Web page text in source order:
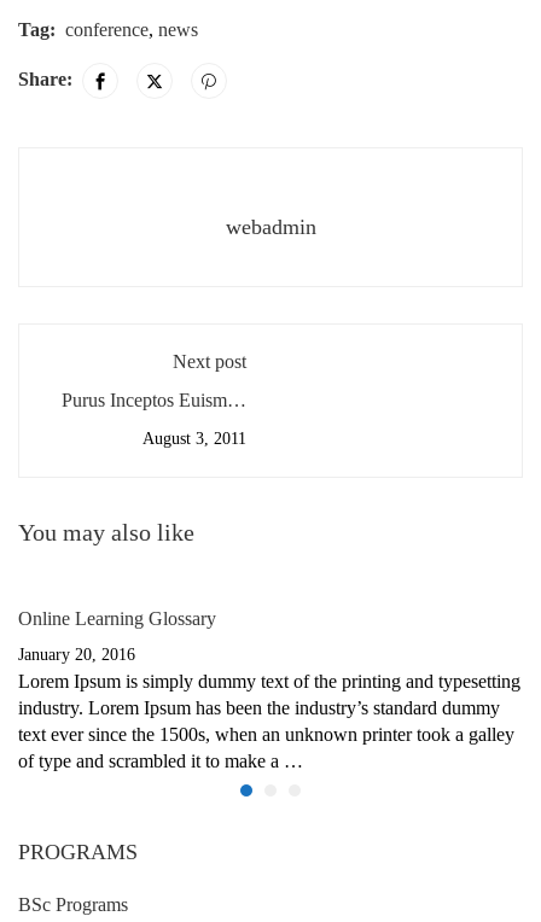
Tag: conference, news
Share:
webadmin
Next post
Purus Inceptos Euismod
August 3, 2011
You may also like
Online Learning Glossary
January 20, 2016
Lorem Ipsum is simply dummy text of the printing and typesetting
industry. Lorem Ipsum has been the industry’s standard dummy
text ever since the 1500s, when an unknown printer took a galley
of type and scrambled it to make a …
PROGRAMS
BSc Programs